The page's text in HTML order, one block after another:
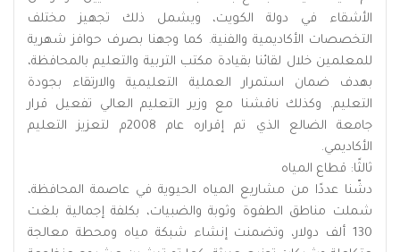
الأشقاء في دولة الكويت، ويشمل ذلك تجهيز مختلف
التخصصات الأكاديمية والفنية. كما وجهنا بصرف حوافز شهرية
للمعلمين خلال لقائنا بقيادة مكتب التربية والتعليم بالمحافظة،
بهدف ضمان استمرار العملية التعليمية والارتقاء بجودة
التعليم. وكذلك ناقشنا مع وزير التعليم العالي تفعيل قرار
جامعة الضالع الذي تم إقراره عام 2008م لتعزيز التعليم
الأكاديمي.
ثالثًا: قطاع المياه
دشّنا عددًا من مشاريع المياه الحيوية في عاصمة المحافظة،
شملت مناطق الطفوة وثوبة والضبيات، بكلفة إجمالية بلغت
130 ألف دولار، وتضمنت إنشاء شبكة مياه ومحطة معالجة